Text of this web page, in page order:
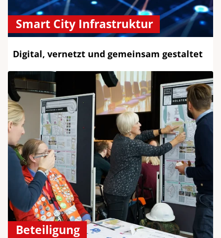
Smart City Infrastruktur
Digital, vernetzt und gemeinsam gestaltet
Beteiligung